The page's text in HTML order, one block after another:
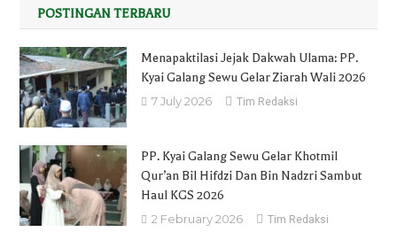
POSTINGAN TERBARU
Menapaktilasi Jejak Dakwah Ulama: PP.
Kyai Galang Sewu Gelar Ziarah Wali 2026
7 July 2026 Tim Redaksi
PP. Kyai Galang Sewu Gelar Khotmil
Qur’an Bil Hifdzi Dan Bin Nadzri Sambut
Haul KGS 2026
2 February 2026 Tim Redaksi